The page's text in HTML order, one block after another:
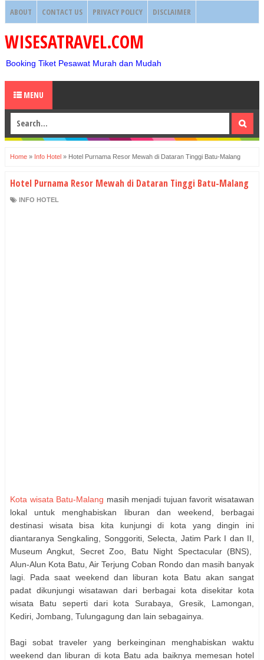
ABOUT CONTACT US PRIVACY POLICY DISCLAIMER
WISESATRAVEL.COM
Booking Tiket Pesawat Murah dan Mudah
MENU
Home » Info Hotel » Hotel Purnama Resor Mewah di Dataran Tinggi Batu-Malang
Hotel Purnama Resor Mewah di Dataran Tinggi Batu-Malang
INFO HOTEL
Kota wisata Batu-Malang masih menjadi tujuan favorit wisatawan
lokal untuk menghabiskan liburan dan weekend, berbagai
destinasi wisata bisa kita kunjungi di kota yang dingin ini
diantaranya Sengkaling, Songgoriti, Selecta, Jatim Park I dan II,
Museum Angkut, Secret Zoo, Batu Night Spectacular (BNS),
Alun-Alun Kota Batu, Air Terjung Coban Rondo dan masih banyak
lagi. Pada saat weekend dan liburan kota Batu akan sangat
padat dikunjungi wisatawan dari berbagai kota disekitar kota
wisata Batu seperti dari kota Surabaya, Gresik, Lamongan,
Kediri, Jombang, Tulungagung dan lain sebagainya.
Bagi sobat traveler yang berkeinginan menghabiskan waktu
weekend dan liburan di kota Batu ada baiknya memesan hotel